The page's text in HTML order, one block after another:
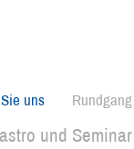
uns Rundgang
und Seminar